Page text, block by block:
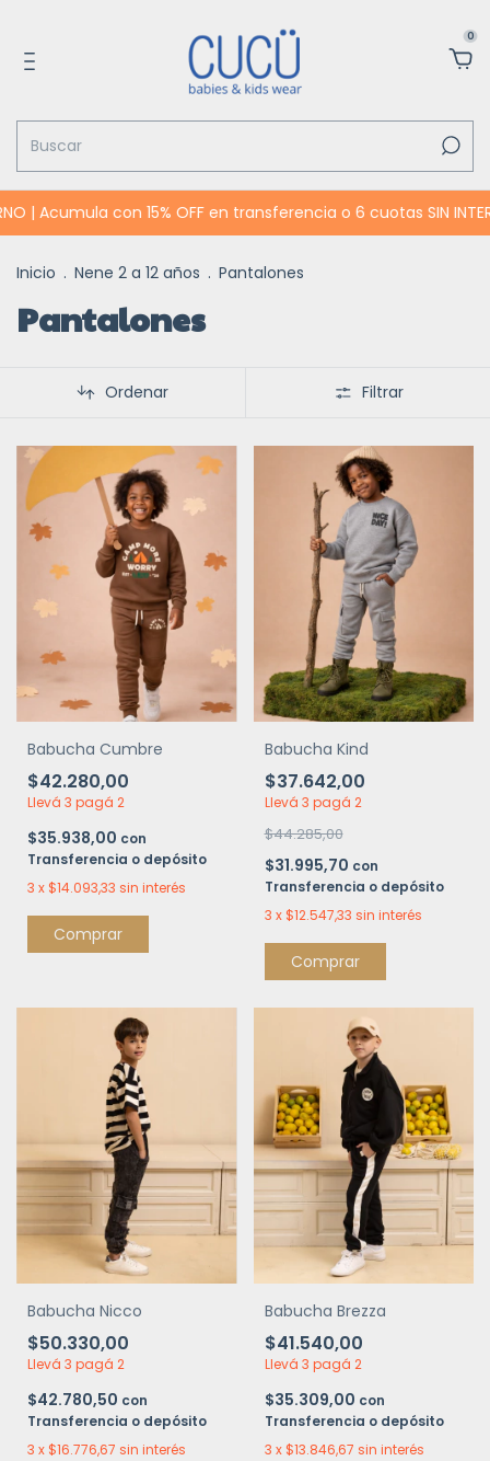
0
con 15% OFF en transferencia o 6 cuotas SIN INTERÉS
Inicio . Nene 2 a 12 años . Pantalones
Pantalones
Ordenar Filtrar
Babucha Cumbre
$42.280,00
Llevá 3 pagá 2
$35.938,00 con
Transferencia o depósito
3 x $14.093,33 sin interés
Comprar
Babucha Kind
$37.642,00
Llevá 3 pagá 2
$44.285,00
$31.995,70 con
Transferencia o depósito
3 x $12.547,33 sin interés
Comprar
Babucha Nicco
$50.330,00
Llevá 3 pagá 2
$42.780,50 con
Transferencia o depósito
3 x $16.776,67 sin interés
Babucha Brezza
$41.540,00
Llevá 3 pagá 2
$35.309,00 con
Transferencia o depósito
3 x $13.846,67 sin interés